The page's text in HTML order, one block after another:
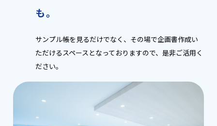
も。
サンプル帳を見るだけでなく、その場で企画書作成い
ただけるスペースとなっておりますので、是非ご活用く
ださい。